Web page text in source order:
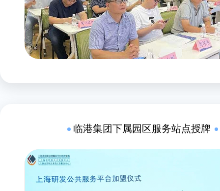
临港集团下属园区服务站点授牌